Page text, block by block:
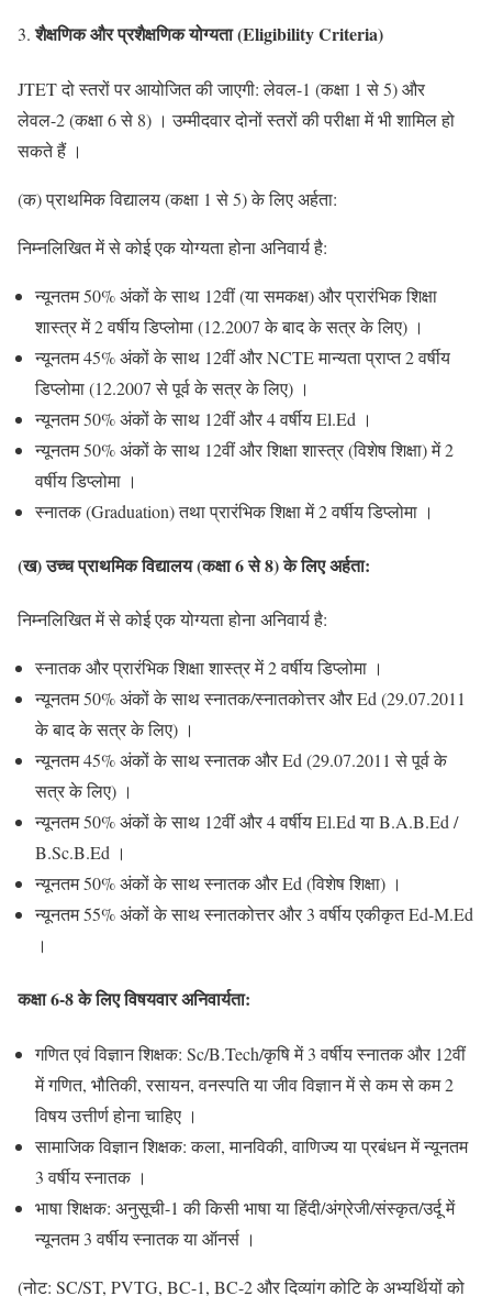
शैक्षणिक और प्रशैक्षणिक योग्यता (Eligibility Criteria)
JTET दो स्तरों पर आयोजित की जाएगी: लेवल-1 (कक्षा 1 से 5) और
लेवल-2 (कक्षा 6 से 8) । उम्मीदवार दोनों स्तरों की परीक्षा में भी शामिल हो
सकते हैं ।
(क) प्राथमिक विद्यालय (कक्षा 1 से 5) के लिए अर्हता:
निम्नलिखित में से कोई एक योग्यता होना अनिवार्य है:
न्यूनतम 50% अंकों के साथ 12वीं (या समकक्ष) और प्रारंभिक शिक्षा
शास्त्र में 2 वर्षीय डिप्लोमा (12.2007 के बाद के सत्र के लिए) ।
न्यूनतम 45% अंकों के साथ 12वीं और NCTE मान्यता प्राप्त 2 वर्षीय
डिप्लोमा (12.2007 से पूर्व के सत्र के लिए) ।
न्यूनतम 50% अंकों के साथ 12वीं और 4 वर्षीय El.Ed ।
न्यूनतम 50% अंकों के साथ 12वीं और शिक्षा शास्त्र (विशेष शिक्षा) में 2
वर्षीय डिप्लोमा ।
स्नातक (Graduation) तथा प्रारंभिक शिक्षा में 2 वर्षीय डिप्लोमा ।
(ख) उच्च प्राथमिक विद्यालय (कक्षा6से8)के लिए अर्हता:
निम्नलिखित में से कोई एक योग्यता होना अनिवार्य है:
स्नातक और प्रारंभिक शिक्षा शास्त्र में 2 वर्षीय डिप्लोमा ।
न्यूनतम 50% अंकों के साथ स्नातक/स्नातकोत्तर और Ed (29.07.2011
के बाद के सत्र के लिए) ।
न्यूनतम 45% अंकों के साथ स्नातक और Ed (29.07.2011 से पूर्व के
सत्र के लिए) ।
न्यूनतम 50% अंकों के साथ 12वीं और 4 वर्षीय El.Ed या B.A.B.Ed /
B.Sc.B.Ed ।
न्यूनतम 50% अंकों के साथ स्नातक और Ed (विशेष शिक्षा) ।
न्यूनतम 55% अंकों के साथ स्नातकोत्तर और 3 वर्षीय एकीकृत Ed-M.Ed
।
कक्षा6-8के लिए विषयवार अनिवार्यता:
गणित एवं विज्ञान शिक्षक: Sc/B.Tech/कृषि में 3 वर्षीय स्नातक और 12वीं
में गणित, भौतिकी, रसायन, वनस्पति या जीव विज्ञान में से कम से कम 2
विषय उत्तीर्ण होना चाहिए ।
सामाजिक विज्ञान शिक्षक: कला, मानविकी, वाणिज्य या प्रबंधन में न्यूनतम
3 वर्षीय स्नातक ।
भाषा शिक्षक: अनुसूची-1 की किसी भाषा या हिंदी/अंग्रेजी/संस्कृत/उर्दू में
न्यूनतम 3 वर्षीय स्नातक या ऑनर्स ।
(नोट: SC/ST, PVTG, BC-1, BC-2 और दिव्यांग कोटि के अभ्यर्थियों को